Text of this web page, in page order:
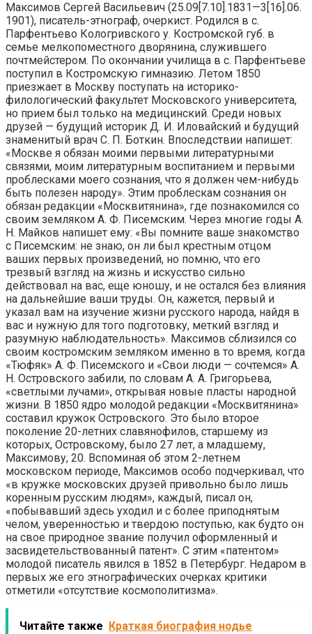
Максимов Сергей Васильевич (25.09[7.10].1831—3[16].06.
1901), писатель-этнограф, очеркист. Родился в с.
Парфентьево Кологривского у. Костромской губ. в
семье мелкопоместного дворянина, служившего
почтмейстером. По окончании училища в с. Парфентьеве
поступил в Костромскую гимназию. Летом 1850
приезжает в Москву поступать на историко-
филологический факультет Московского университета,
но прием был только на медицинский. Среди новых
друзей — будущий историк Д. И. Иловайский и будущий
знаменитый врач С. П. Боткин. Впоследствии напишет:
«Москве я обязан моими первыми литературными
связями, моим литературным воспитанием и первыми
проблесками моего сознания, что я должен чем-нибудь
быть полезен народу». Этим проблескам сознания он
обязан редакции «Москвитянина», где познакомился со
своим земляком А. Ф. Писемским. Через многие годы А.
Н. Майков напишет ему: «Вы помните ваше знакомство
с Писемским: не знаю, он ли был крестным отцом
ваших первых произведений, но помню, что его
трезвый взгляд на жизнь и искусство сильно
действовал на вас, еще юношу, и не остался без влияния
на дальнейшие ваши труды. Он, кажется, первый и
указал вам на изучение жизни русского народа, найдя в
вас и нужную для того подготовку, меткий взгляд и
разумную наблюдательность». Максимов сблизился со
своим костромским земляком именно в то время, когда
«Тюфяк» А. Ф. Писемского и «Свои люди — сочтемся» А.
Н. Островского забили, по словам А. А. Григорьева,
«светлыми лучами», открывая новые пласты народной
жизни. В 1850 ядро молодой редакции «Москвитянина»
составил кружок Островского. Это было второе
поколение 20-летних славянофилов, старшему из
которых, Островскому, было 27 лет, а младшему,
Максимову, 20. Вспоминая об этом 2-летнем
московском периоде, Максимов особо подчеркивал, что
«в кружке московских друзей привольно было лишь
коренным русским людям», каждый, писал он,
«побывавший здесь уходил и с более приподнятым
челом, уверенностью и твердою поступью, как будто он
на свое природное звание получил оформленный и
засвидетельствованный патент». С этим «патентом»
молодой писатель явился в 1852 в Петербург. Недаром в
первых же его этнографических очерках критики
отметили «отсутствие космополитизма».
Читайте также Краткая биография нодье